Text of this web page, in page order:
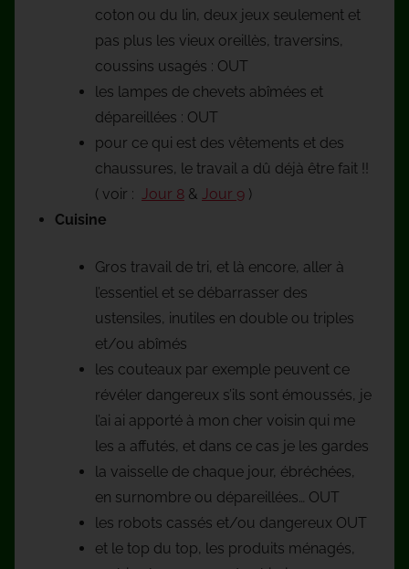
coton ou du lin, deux jeux seulement et
pas plus les vieux oreillès, traversins,
coussins usagés : OUT
les lampes de chevets abîmées et
dépareillées : OUT
pour ce qui est des vêtements et des
chaussures, le travail a dû déjà être fait !!
( voir : Jour 8 & Jour 9 )
Cuisine
Gros travail de tri, et là encore, aller à
l’essentiel et se débarrasser des
ustensiles, inutiles en double ou triples
et/ou abîmés
les couteaux par exemple peuvent ce
révéler dangereux s’ils sont émoussés, je
l’ai ai apporté à mon cher voisin qui me
les a affutés, et dans ce cas je les gardes
la vaisselle de chaque jour, ébréchées,
en surnombre ou dépareillées… OUT
les robots cassés et/ou dangereux OUT
et le top du top, les produits ménagés,